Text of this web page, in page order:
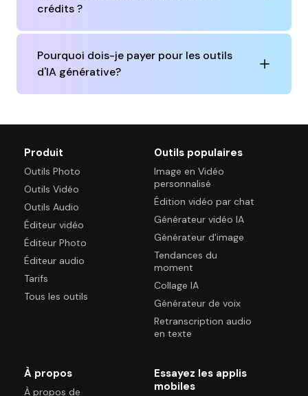
crédits ?
Pourquoi dois-je payer pour les outils
d'IA générative?
Produit
Outils Photo
Outils Vidéo
Outils Audio
Éditeur vidéo
Éditeur Photo
Éditeur audio
Tarifs
Tous les outils
Outils populaires
Image en Vidéo
personnalisé
Édition vidéo par chat
Générateur vidéo IA
Générateur d'image
Tendances du
moment
Collage IA
Générateur de voix
Retranscription audio
en texte
À propos
À propos de
Essayez les applis
mobiles